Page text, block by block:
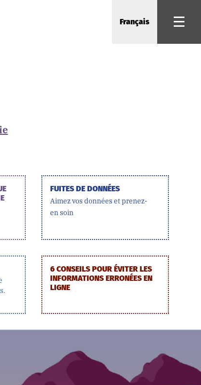
Français
FUITES DE DONNÉES
Aimez vos données et prenez-
en soin
6 CONSEILS POUR ÉVITER LES
INFORMATIONS ERRONÉES EN
LIGNE